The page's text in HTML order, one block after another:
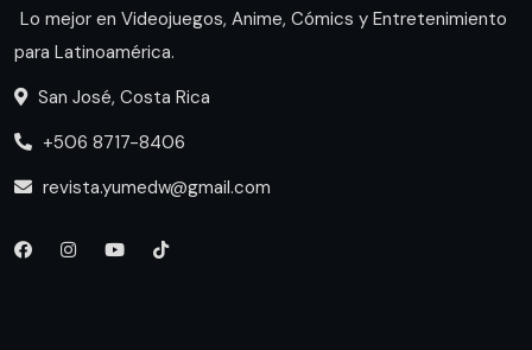
Lo mejor en Videojuegos, Anime, Cómics y Entretenimiento
para Latinoamérica.
San José, Costa Rica
+506 8717-8406
revista.yumedw@gmail.com